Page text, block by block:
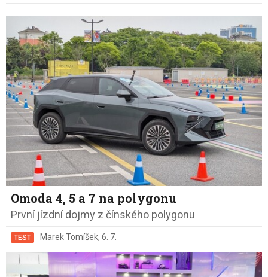
Omoda 4, 5 a 7 na polygonu
První jízdní dojmy z čínského polygonu
TEST Marek Tomíšek, 6. 7.